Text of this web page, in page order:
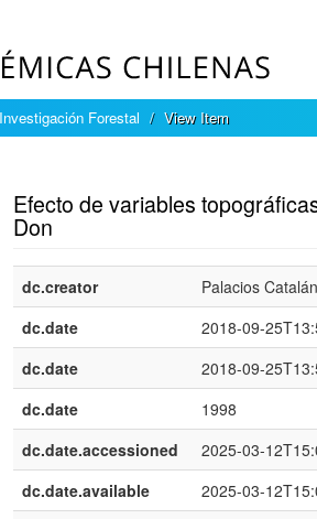
Forestal View Item
Efecto de variables
Don
dc.creator
Palacios
dc.date
2018-09-
dc.date
2018-09-
dc.date
1998
dc.date.accessioned
2025-03-
dc.date.available
2025-03-